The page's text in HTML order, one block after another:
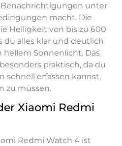
unter
macht. Die
Helligkeit von bis zu 600
du alles klar und deutlich
hellem Sonnenlicht. Das
praktisch, da du
schnell erfassen kannst,
zu müssen.
Xiaomi Redmi
Redmi Watch 4 ist